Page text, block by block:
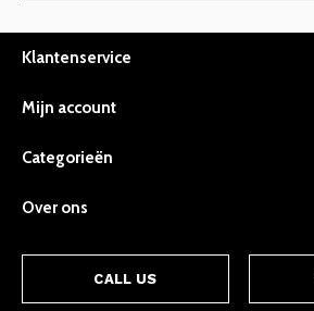
Klantenservice
Mijn account
Categorieën
Over ons
CALL US